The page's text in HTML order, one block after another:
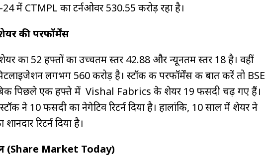
24 में CTMPL का टर्नओवर ₹530.55 करोड़ रहा है।
की परफॉर्मेंस
का 52 हफ्तों का उच्चतम स्तर ₹42.88 और न्यूनतम स्तर ₹18 है। वहीं
लगभग ₹560 करोड़ है। स्टॉक की परफॉर्मेंस की बात करें तो BSE
पिछले एक हफ्ते में Vishal Fabrics के शेयर 19 फीसदी चढ़ गए हैं।
ने 10 फीसदी का नेगेटिव रिटर्न दिया है। हालांकि, 10 साल में शेयर ने
रिटर्न दिया है।
(Share Market Today)